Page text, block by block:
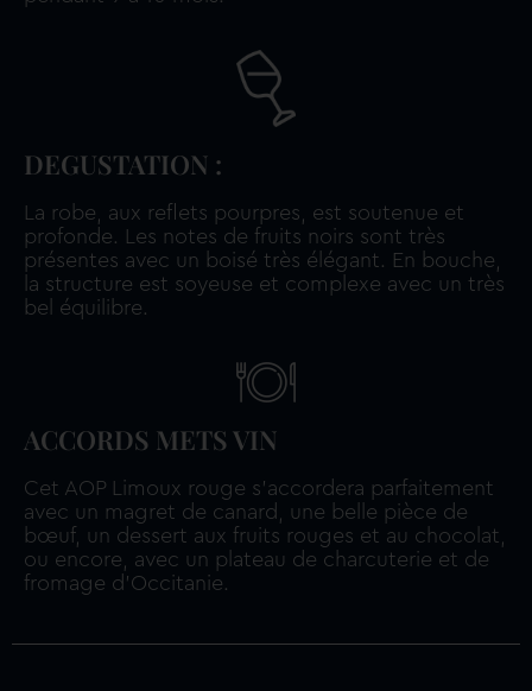
DEGUSTATION :
La robe, aux reflets pourpres, est soutenue et
profonde. Les notes de fruits noirs sont très
présentes avec un boisé très élégant. En bouche,
la structure est soyeuse et complexe avec un très
bel équilibre.
ACCORDS METS VIN
Cet AOP Limoux rouge s’accordera parfaitement
avec un magret de canard, une belle pièce de
bœuf, un dessert aux fruits rouges et au chocolat,
ou encore, avec un plateau de charcuterie et de
fromage d’Occitanie.